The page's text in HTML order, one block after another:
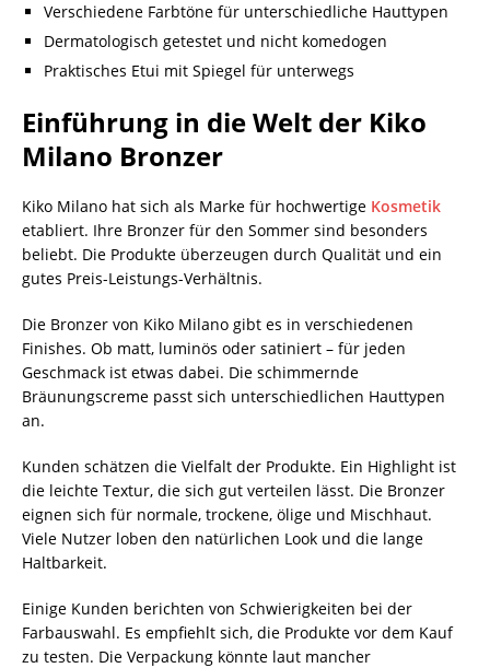
Verschiedene Farbtöne für unterschiedliche Hauttypen
Dermatologisch getestet und nicht komedogen
Praktisches Etui mit Spiegel für unterwegs
Einführung in die Welt der Kiko
Milano Bronzer
Kiko Milano hat sich als Marke für hochwertige Kosmetik
etabliert. Ihre Bronzer für den Sommer sind besonders
beliebt. Die Produkte überzeugen durch Qualität und ein
gutes Preis-Leistungs-Verhältnis.
Die Bronzer von Kiko Milano gibt es in verschiedenen
Finishes. Ob matt, luminös oder satiniert – für jeden
Geschmack ist etwas dabei. Die schimmernde
Bräunungscreme passt sich unterschiedlichen Hauttypen
an.
Kunden schätzen die Vielfalt der Produkte. Ein Highlight ist
die leichte Textur, die sich gut verteilen lässt. Die Bronzer
eignen sich für normale, trockene, ölige und Mischhaut.
Viele Nutzer loben den natürlichen Look und die lange
Haltbarkeit.
Einige Kunden berichten von Schwierigkeiten bei der
Farbauswahl. Es empfiehlt sich, die Produkte vor dem Kauf
zu testen. Die Verpackung könnte laut mancher